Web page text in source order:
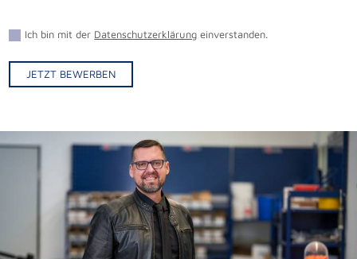
Ich bin mit der Datenschutzerklärung einverstanden.
JETZT BEWERBEN